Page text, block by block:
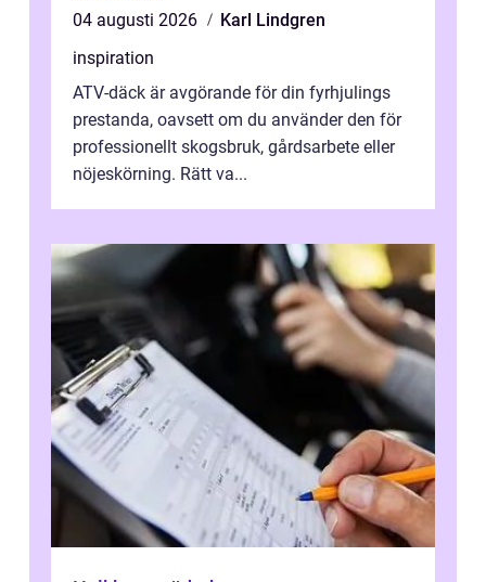
04 augusti 2026
Karl Lindgren
inspiration
ATV-däck är avgörande för din fyrhjulings
prestanda, oavsett om du använder den för
professionellt skogsbruk, gårdsarbete eller
nöjeskörning. Rätt va...